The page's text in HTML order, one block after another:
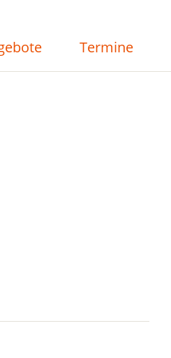
Termine